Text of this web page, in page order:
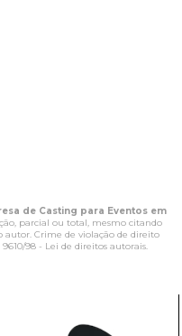
de Casting para Eventos em
parcial ou total, mesmo citando
autor. Crime de violação de direito
9610/98 - Lei de direitos autorais.